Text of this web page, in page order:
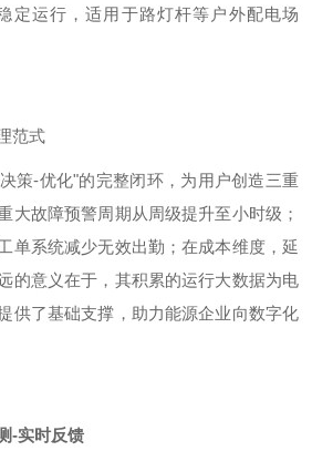
定运行，适用于路灯杆等户外配电场
范式
决策-优化"的完整闭环，为用户创造三重
大故障预警周期从周级提升至小时级；
单系统减少无效出勤；在成本维度，延
的意义在于，其积累的运行大数据为电
供了基础支撑，助力能源企业向数字化
-实时反馈